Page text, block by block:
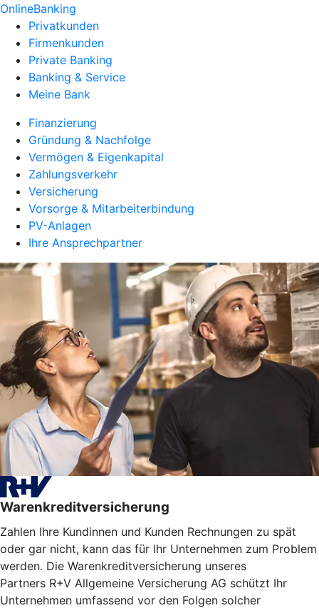
OnlineBanking
Privatkunden
Firmenkunden
Private Banking
Banking & Service
Meine Bank
Finanzierung
Gründung & Nachfolge
Vermögen & Eigenkapital
Zahlungsverkehr
Versicherung
Vorsorge & Mitarbeiterbindung
PV-Anlagen
Ihre Ansprechpartner
Warenkreditversicherung
Zahlen Ihre Kundinnen und Kunden Rechnungen zu spät
oder gar nicht, kann das für Ihr Unternehmen zum Problem
werden. Die Warenkreditversicherung unseres
Partners R+V Allgemeine Versicherung AG schützt Ihr
Unternehmen umfassend vor den Folgen solcher